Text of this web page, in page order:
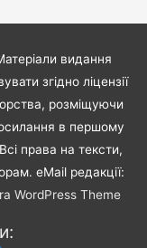
видання
згідно ліцензії
розміщуючи
в першому
права на тексти,
eMail редакції:
WordPress Theme